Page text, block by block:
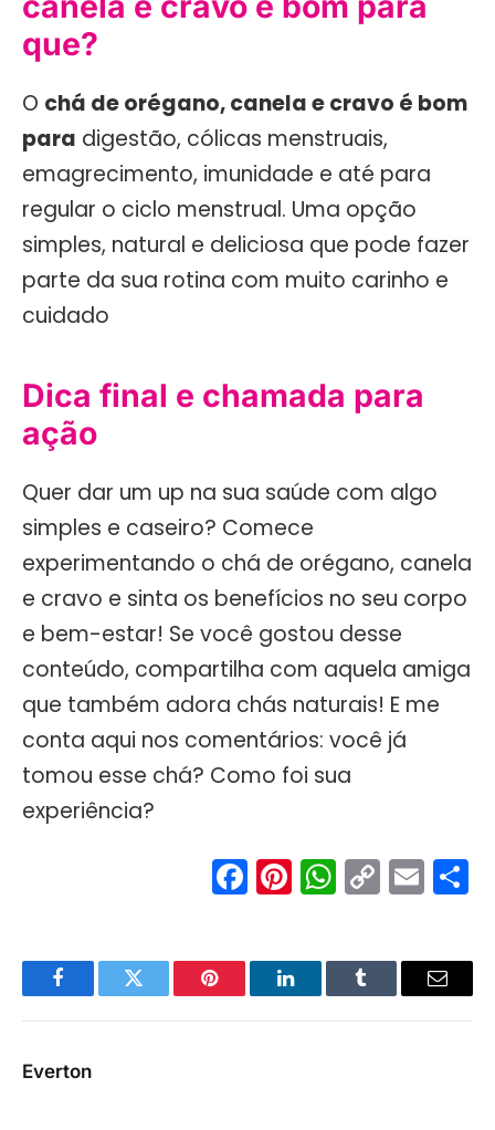
que?
O chá de orégano, canela e cravo é bom
para digestão, cólicas menstruais,
emagrecimento, imunidade e até para
regular o ciclo menstrual. Uma opção
simples, natural e deliciosa que pode fazer
parte da sua rotina com muito carinho e
cuidado
Dica final e chamada para
ação
Quer dar um up na sua saúde com algo
simples e caseiro? Comece
experimentando o chá de orégano, canela
e cravo e sinta os benefícios no seu corpo
e bem-estar! Se você gostou desse
conteúdo, compartilha com aquela amiga
que também adora chás naturais! E me
conta aqui nos comentários: você já
tomou esse chá? Como foi sua
experiência?
Facebook
Pinterest
Copy
Link
FacebookTwitter Pinterest LinkedInTumblr Email
Everton